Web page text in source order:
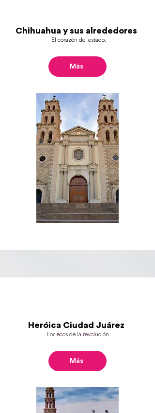
Chihuahua y sus alrededores
El corazón del estado.
Más
Heróica Ciudad Juárez
Los ecos de la revolución.
Más